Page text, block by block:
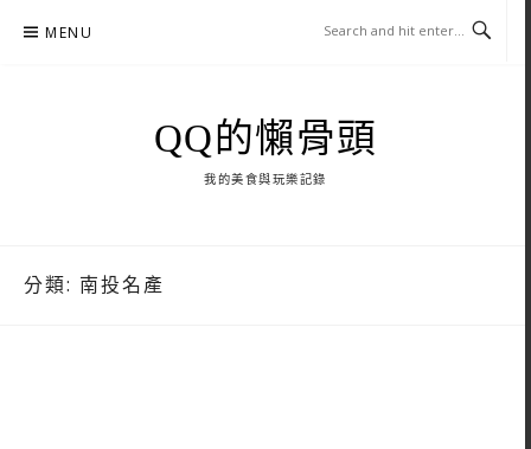
MENU
QQ的懶骨頭
我的美食與玩樂記錄
分類: 南投名產